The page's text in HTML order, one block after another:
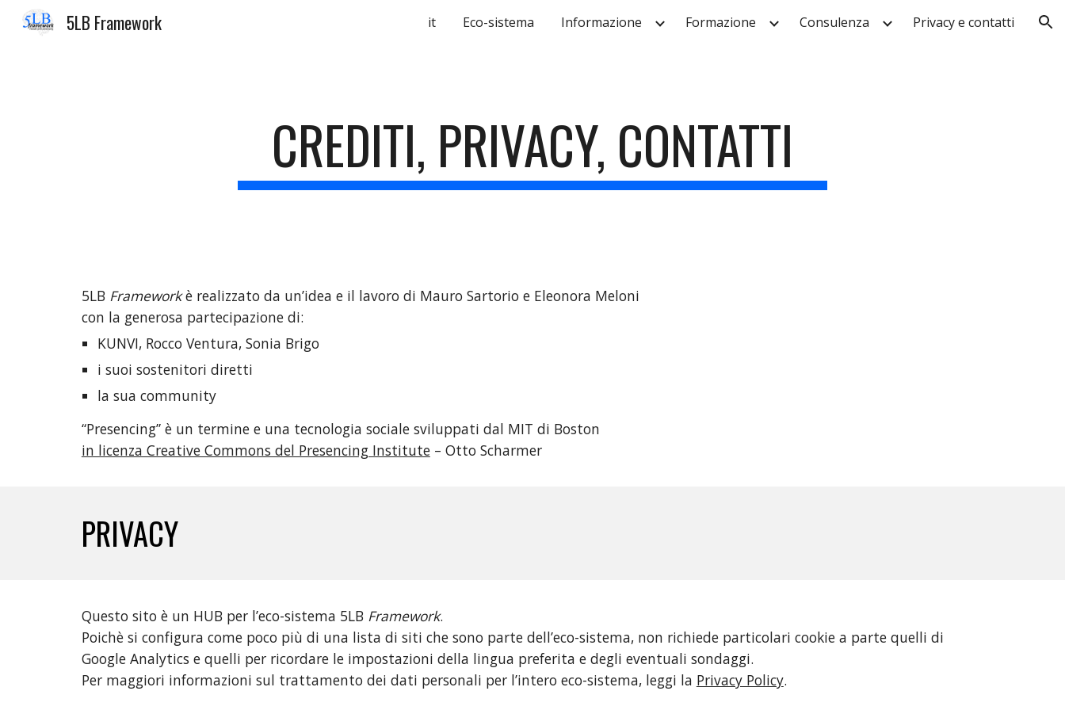
Skip to main content Skip to navigation
5LB Framework it Eco-sistema Informazione Formazione Consulenza Privacy e contatti
CREDITI, PRIVACY, CONTATTI
5LB Framework è realizzato da un’idea e il lavoro di Mauro Sartorio e Eleonora Meloni
con la generosa partecipazione di:
KUNVI, Rocco Ventura, Sonia Brigo
i suoi sostenitori diretti
la sua community
“Presencing” è un termine e una tecnologia sociale sviluppati dal MIT di Boston
in licenza Creative Commons del Presencing Institute – Otto Scharmer
PRIVACY
Questo sito è un HUB per l’eco-sistema 5LB Framework.
Poichè si configura come poco più di una lista di siti che sono parte dell’eco-sistema, non richiede particolari cookie a parte quelli di
Google Analytics e quelli per ricordare le impostazioni della lingua preferita e degli eventuali sondaggi.
Per maggiori informazioni sul trattamento dei dati personali per l’intero eco-sistema, leggi la Privacy Policy.